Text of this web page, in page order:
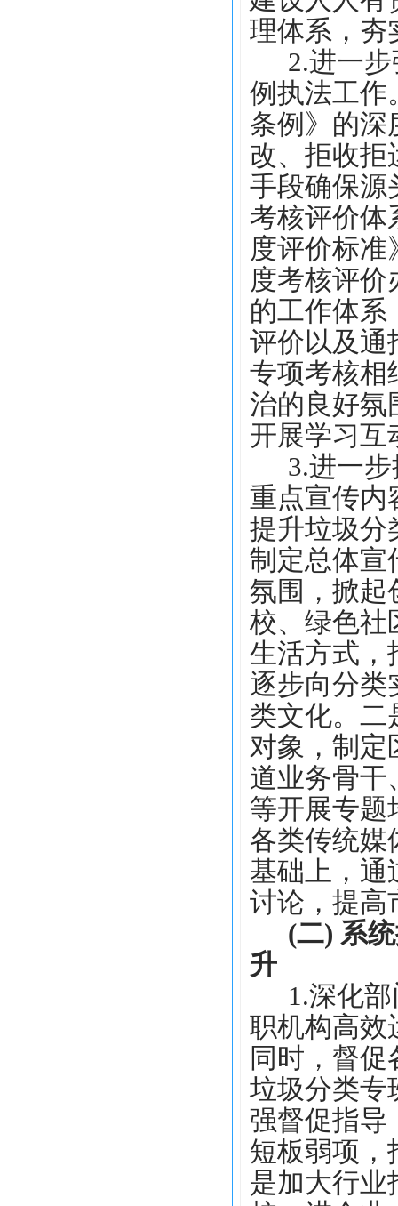
理体系，夯
2.进一
例执法工作
条例》的深
改、拒收拒
手段确保源
考核评价体
度评价标准
度考核评价
的工作体系
评价以及通
专项考核相
治的良好氛
开展学习互
3.进一
重点宣传内
提升垃圾分
制定总体宣
氛围，掀起
校、绿色社
生活方式，
逐步向分类
类文化。 二
对象，制定
道业务骨干
等开展专题
各类传统媒
基础上，通
讨论，提高
(二) 系
升
1.深化
职机构高效
同时，督
垃圾分类专
强督促指导
短板弱项，
是加大行业